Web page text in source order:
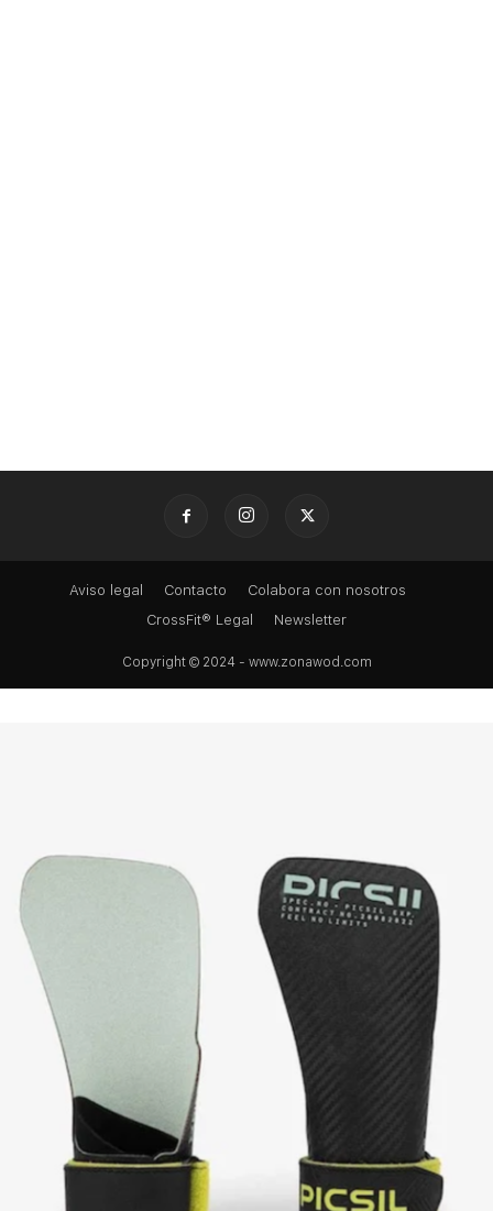
Aviso legal Contacto
Colabora con nosotros
CrossFit® Legal
Newsletter
Copyright © 2024 - www.zonawod.com